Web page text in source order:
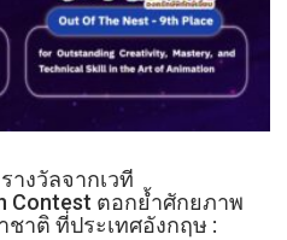
างวัลจากเวที
Contest ตอกย้ำศักยภาพ
าติ ที่ประเทศอังกฤษ :